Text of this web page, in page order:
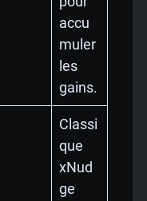
accu
muler
les
gains.
Classi
que
xNud
ge